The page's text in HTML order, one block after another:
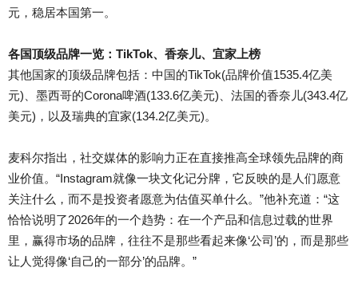
元，稳居本国第一。
各国顶级品牌一览：TikTok、香奈儿、宜家上榜
其他国家的顶级品牌包括：中国的TikTok(品牌价值1535.4亿美
元)、墨西哥的Corona啤酒(133.6亿美元)、法国的香奈儿(343.4亿
美元)，以及瑞典的宜家(134.2亿美元)。
麦科尔指出，社交媒体的影响力正在直接推高全球领先品牌的商
业价值。“Instagram就像一块文化记分牌，它反映的是人们愿意
关注什么，而不是投资者愿意为估值买单什么。”他补充道：“这
恰恰说明了2026年的一个趋势：在一个产品和信息过载的世界
里，赢得市场的品牌，往往不是那些看起来像‘公司’的，而是那些
让人觉得像‘自己的一部分’的品牌。”